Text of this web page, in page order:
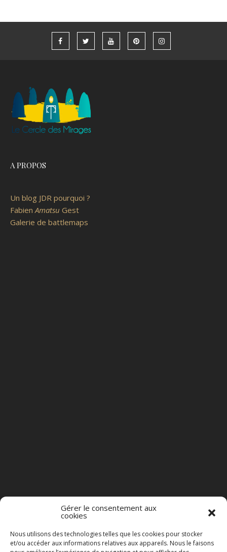
Gérer le consentement aux
cookies
Nous utilisons des technologies telles que les cookies pour stocker
et/ou accéder aux informations relatives aux appareils. Nous le faisons
A PROPOS
Un blog JDR pourquoi ?
Fabien Amatsu Gest
Galerie de battlemaps